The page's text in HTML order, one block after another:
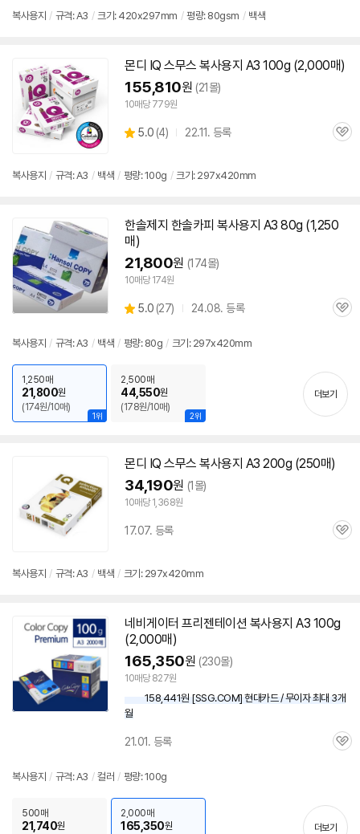
복사용지 / 규격:A3 / 크기: 420x297mm / 평량: 80gsm / 백색
몬디 IQ 스무스 복사용지 A3 100g (2,000매)
155,810원 (21몰)
10매당 779원
별
5.0 (상
뷰
4) 22.11. 등록
관
복사용지 / 규격:A3 / 백색 / 평량: 100g / 크기: 297x420mm
한솔제지 한솔카피 복사용지 A3 80g (1,250
매)
21,800원 (174몰)
10매당 174원
별
5.0 (상
리
27) 24.08. 등록
관
복사용지 / 규격:A3 / 백색 / 평량: 80g / 크기: 297x420mm
1위
1,250매
21,800원
(174원/10매)
2위
2,500매
44,550원
(178원/10매)
더보기
몬디 IQ 스무스 복사용지 A3 200g (250매)
34,190원 (1몰)
10매당 1,368원
17.07. 등록
관
복사용지 / 규격:A3 / 백색 / 크기: 297x420mm
네비게이터 프리젠테이션 복사용지 A3 100g
(2,000매)
165,350원 (230몰)
10매당 827원
158,441원 [SSG.COM] 현대카드 / 무이자 최대 3개
월
21.01. 등록
관
복사용지 / 규격:A3 / 컬러 / 평량: 100g
500매
21,740원
2,000매
165,350원 더보기